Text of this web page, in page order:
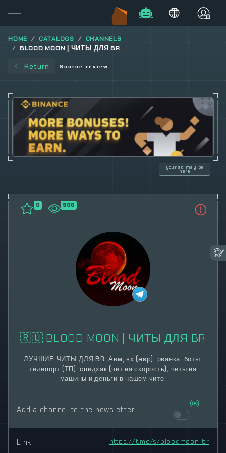
HOME CATALOGS
CHANNELS
BLOOD MOON | ЧИТЫ ДЛЯ BR
Return Source review
0 508
🇷🇺 BLOOD MOON | ЧИТЫ ДЛЯ BR
ЛУЧШИЕ ЧИТЫ ДЛЯ BR. Аим, вх (esp), рванка, боты,
телепорт (ТП), спидхак (чит на скорость), читы на
машины и деньги в нашем чите;
Add a channel to the newsletter
Link https://t.me/s/bloodmoon_br
your ad may be
here